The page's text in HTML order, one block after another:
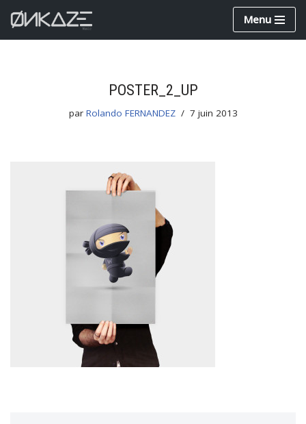
Aller
Menu
POSTER_2_UP
par Rolando FERNANDEZ 7 juin 2013